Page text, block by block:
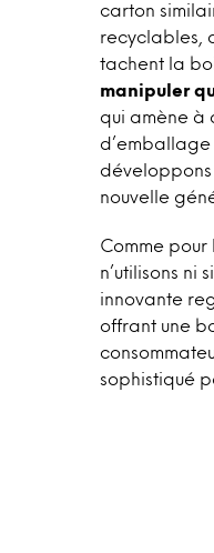
carton
recyclables,
tachent la
manipuler
qui amène à
d’emballage
développons
nouvelle
Comme pour
n’utilisons ni
innovante
offrant une
sophistiqué